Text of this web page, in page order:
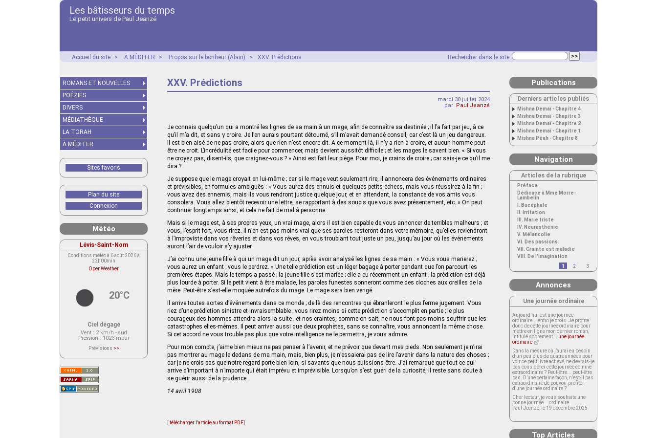
Les bâtisseurs du temps
Le petit univers de Paul Jeanzé
Rechercher dans le site
Accueil du site > À MÉDITER > Propos sur le bonheur (Alain) > XXV. Prédictions
XXV. Prédictions
mardi 30 juillet 2024
par Paul Jeanzé
Je connais quelqu’un qui a montré les lignes de sa main à un mage, afin de connaître sa destinée ; il l’a fait par jeu, à ce
qu’il m’a dit, et sans y croire. Je l’en aurais pourtant détourné, s’il m’avait demandé conseil, car c’est là un jeu dangereux.
Il est bien aisé de ne pas croire, alors que rien n’est encore dit. A ce moment-là, il n’y a rien à croire, et aucun homme peut-
être ne croit. L’incrédulité est facile pour commencer, mais devient aussitôt difficile ; et les mages le savent bien. « Si vous
ne croyez pas, disent-ils, que craignez-vous ? » Ainsi est fait leur piège. Pour moi, je crains de croire ; car sais-je ce qu’il me
dira ?
Je suppose que le mage croyait en lui-même ; car si le mage veut seule­ment rire, il annoncera des événements ordinaires
et prévisibles, en formules ambiguës : « Vous aurez des ennuis et quelques petits échecs, mais vous réussirez à la fin ;
vous avez des ennemis, mais ils vous rendront justice quelque jour, et en attendant, la constance de vos amis vous
consolera. Vous allez bientôt recevoir une lettre, se rapportant à des soucis que vous avez présentement, etc. » On peut
continuer longtemps ainsi, et cela ne fait de mal à personne.
Mais si le mage est, à ses propres yeux, un vrai mage, alors il est bien capable de vous annoncer de terribles malheurs ; et
vous, l’esprit fort, vous rirez. Il n’en est pas moins vrai que ses paroles resteront dans votre mémoire, qu’elles reviendront
à l’improviste dans vos rêveries et dans vos rêves, en vous troublant tout juste un peu, jusqu’au jour où les événements
auront l’air de vouloir s’y ajuster.
J’ai connu une jeune fille à qui un mage dit un jour, après avoir analysé les lignes de sa main : « Vous vous marierez ;
vous aurez un enfant ; vous le perdrez. » Une telle prédiction est un léger bagage à porter pendant que l’on parcourt les
premières étapes. Mais le temps a passé ; la jeune fille s’est mariée ; elle a eu récemment un enfant ; la prédiction est déjà
plus lourde à porter. Si le petit vient à être malade, les paroles funestes sonneront comme des cloches aux oreilles de la
mère. Peut-être s’est-elle moquée autrefois du mage. Le mage sera bien vengé.
Il arrive toutes sortes d’événements dans ce monde ; de là des rencontres qui ébranleront le plus ferme jugement. Vous
riez d’une prédiction sinistre et invraisemblable ; vous rirez moins si cette prédiction s’accomplit en partie ; le plus
courageux des hommes attendra alors la suite ; et nos craintes, comme on sait, ne nous font pas moins souffrir que les
catastrophes elles-mêmes. Il peut arriver aussi que deux prophètes, sans se connaître, vous annoncent la même chose.
Si cet accord ne vous trouble pas plus que votre intelligence ne le permettra, je vous admire.
Pour mon compte, j’aime bien mieux ne pas penser à l’avenir, et ne prévoir que devant mes pieds. Non seulement je n’irai
pas montrer au mage le dedans de ma main, mais, bien plus, je n’essaierai pas de lire l’avenir dans la nature des choses ;
car je ne crois pas que notre regard porte bien loin, si savants que nous puissions être. J’ai remarqué que tout ce qui
arrive d’important à n’impor­te qui était imprévu et imprévisible. Lorsqu’on s’est guéri de la curiosité, il reste sans doute à
se guérir aussi de la prudence.
14 avril 1908
télécharger l'article au format PDF
ROMANS ET NOUVELLES
POÉZIES
DIVERS
MÉDIATHÈQUE
LA TORAH
À MÉDITER
Sites favoris
Plan du site
Connexion
Météo
Lévis-Saint-Nom
Conditions météo à 6 août 2026 à
22h00min
OpenWeather
20°C
Ciel dégagé
Vent: 2 km/h - sud
Pression : 1023 mbar
Prévisions >>
actuellement aucune prévision
Saint-Nom.
Veuillez consulter le message du
service ci-dessous.
(401 - Invalid API key. Please see
https://openweathermap.org/faq#error401
Publications
Derniers articles publiés
Mishna Demaï - Chapitre 4
Mishna Demaï - Chapitre 3
Mishna Demaï - Chapitre 2
Mishna Demaï - Chapitre 1
Mishna Péah - Chapitre 8
Navigation
Articles de la rubrique
Préface
Dédicace à Mme Morre-
Lambelin
I. Bucéphale
II. Irritation
III. Marie triste
IV. Neurasthénie
V. Mélancolie
VI. Des passions
VII. Crainte est maladie
VIII. De l’imagination
1
2 3
Annonces
Une journée ordinaire
Aujourd’hui est une journée
ordinaire... enfin je crois. Je profite
donc de cette journée ordinaire pour
mettre en ligne mon dernier roman,
intitulé sobrement... une journée
ordinaire
Dans la mesure où j’aurai eu besoin
d’un peu plus de quatre années pour
voir ce petit livre achevé, ne devrais-je
pas considérer cette journée comme
extraordinaire ? Peut-être... peut-être
pas. D’une certaine façon, n’est-il pas
extraordinaire de pouvoir profiter
d’une journée ordinaire ?
Cher lecteur, je vous souhaite une
bonne journée... ordinaire.
Paul Jeanzé, le 19 décembre 2025
Top Articles